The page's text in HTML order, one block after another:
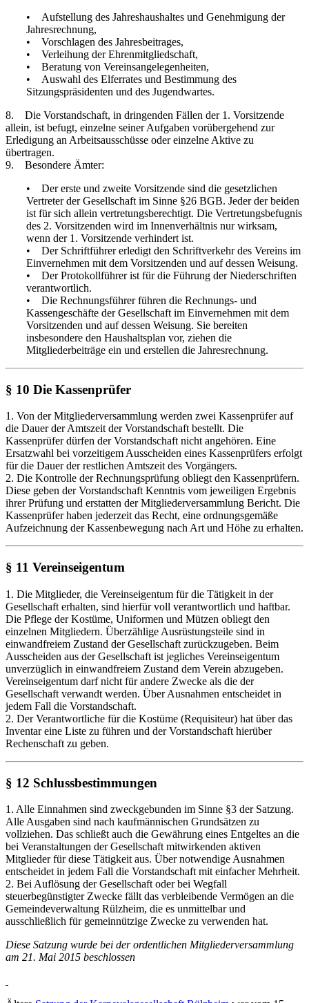
• Aufstellung des Jahreshaushaltes und Genehmigung der
Jahresrechnung,
• Vorschlagen des Jahresbeitrages,
• Verleihung der Ehrenmitgliedschaft,
• Beratung von Vereinsangelegenheiten,
• Auswahl des Elferrates und Bestimmung des
Sitzungspräsidenten und des Jugendwartes.
8. Die Vorstandschaft, in dringenden Fällen der 1. Vorsitzende
allein, ist befugt, einzelne seiner Aufgaben vorübergehend zur
Erledigung an Arbeitsausschüsse oder einzelne Aktive zu
übertragen.
9. Besondere Ämter:
• Der erste und zweite Vorsitzende sind die gesetzlichen
Vertreter der Gesellschaft im Sinne §26 BGB. Jeder der beiden
ist für sich allein vertretungsberechtigt. Die Vertretungsbefugnis
des 2. Vorsitzenden wird im Innenverhältnis nur wirksam,
wenn der 1. Vorsitzende verhindert ist.
• Der Schriftführer erledigt den Schriftverkehr des Vereins im
Einvernehmen mit dem Vorsitzenden und auf dessen Weisung.
• Der Protokollführer ist für die Führung der Niederschriften
verantwortlich.
• Die Rechnungsführer führen die Rechnungs- und
Kassengeschäfte der Gesellschaft im Einvernehmen mit dem
Vorsitzenden und auf dessen Weisung. Sie bereiten
insbesondere den Haushaltsplan vor, ziehen die
Mitgliederbeiträge ein und erstellen die Jahresrechnung.
§ 10 Die Kassenprüfer
1. Von der Mitgliederversammlung werden zwei Kassenprüfer auf
die Dauer der Amtszeit der Vorstandschaft bestellt. Die
Kassenprüfer dürfen der Vorstandschaft nicht angehören. Eine
Ersatzwahl bei vorzeitigem Ausscheiden eines Kassenprüfers erfolgt
für die Dauer der restlichen Amtszeit des Vorgängers.
2. Die Kontrolle der Rechnungsprüfung obliegt den Kassenprüfern.
Diese geben der Vorstandschaft Kenntnis vom jeweiligen Ergebnis
ihrer Prüfung und erstatten der Mitgliederversammlung Bericht. Die
Kassenprüfer haben jederzeit das Recht, eine ordnungsgemäße
Aufzeichnung der Kassenbewegung nach Art und Höhe zu erhalten.
§ 11 Vereinseigentum
1. Die Mitglieder, die Vereinseigentum für die Tätigkeit in der
Gesellschaft erhalten, sind hierfür voll verantwortlich und haftbar.
Die Pflege der Kostüme, Uniformen und Mützen obliegt den
einzelnen Mitgliedern. Überzählige Ausrüstungsteile sind in
einwandfreiem Zustand der Gesellschaft zurückzugeben. Beim
Ausscheiden aus der Gesellschaft ist jegliches Vereinseigentum
unverzüglich in einwandfreiem Zustand dem Verein abzugeben.
Vereinseigentum darf nicht für andere Zwecke als die der
Gesellschaft verwandt werden. Über Ausnahmen entscheidet in
jedem Fall die Vorstandschaft.
2. Der Verantwortliche für die Kostüme (Requisiteur) hat über das
Inventar eine Liste zu führen und der Vorstandschaft hierüber
Rechenschaft zu geben.
§ 12 Schlussbestimmungen
1. Alle Einnahmen sind zweckgebunden im Sinne §3 der Satzung.
Alle Ausgaben sind nach kaufmännischen Grundsätzen zu
vollziehen. Das schließt auch die Gewährung eines Entgeltes an die
bei Veranstaltungen der Gesellschaft mitwirkenden aktiven
Mitglieder für diese Tätigkeit aus. Über notwendige Ausnahmen
entscheidet in jedem Fall die Vorstandschaft mit einfacher Mehrheit.
2. Bei Auflösung der Gesellschaft oder bei Wegfall
steuerbegünstigter Zwecke fällt das verbleibende Vermögen an die
Gemeindeverwaltung Rülzheim, die es unmittelbar und
ausschließlich für gemeinnützige Zwecke zu verwenden hat.
Diese Satzung wurde bei der ordentlichen Mitgliederversammlung
am 21. Mai 2015 beschlossen